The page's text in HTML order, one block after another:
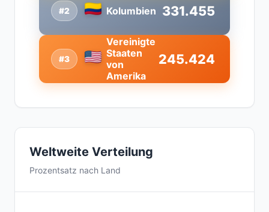
#2 Kolumbien 331.455
#3
Vereinigte
Staaten
von
Amerika
245.424
Weltweite Verteilung
Prozentsatz nach Land